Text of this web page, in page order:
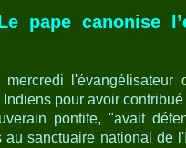
pape canonise
l'évangélisateur
pour avoir
pontife, "avait
sanctuaire national de